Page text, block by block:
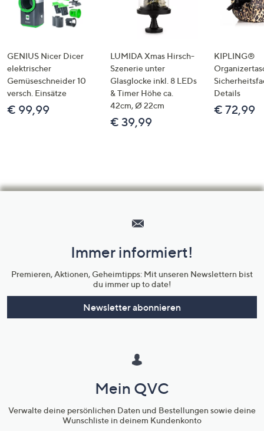
GENIUS Nicer Dicer
elektrischer
Gemüseschneider 10
versch. Einsätze
€ 99,99
LUMIDA Xmas Hirsch-
Szenerie unter
Glasglocke inkl. 8 LEDs
& Timer Höhe ca.
42cm, Ø 22cm
€ 39,99
KIPLING®
Details
€ 72,99
Unternehmensinformationen
Immer informiert!
Premieren, Aktionen, Geheimtipps: Mit unseren Newslettern bist
du immer up to date!
Newsletter abonnieren
Mein QVC
Verwalte deine persönlichen Daten und Bestellungen sowie deine
Wunschliste in deinem Kundenkonto